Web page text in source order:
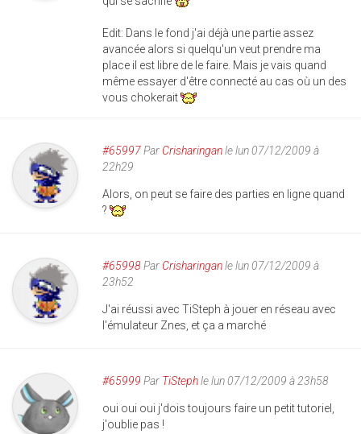
Edit: Dans le fond j'ai déjà une partie assez
avancée alors si quelqu'un veut prendre ma
place il est libre de le faire. Mais je vais quand
même essayer d'être connecté au cas où un des
vous chokerait
#65997Par Crisharinganle lun 07/12/2009 à
22h29
Alors, on peut se faire des parties en ligne quand
?
#65998Par Crisharinganle lun 07/12/2009 à
23h52
J'ai réussi avec TiSteph à jouer en réseau avec
l'émulateur Znes, et ça a marché
#65999 Par TiStephle lun 07/12/2009 à 23h58
oui oui oui j'dois toujours faire un petit tutoriel,
j'oublie pas !